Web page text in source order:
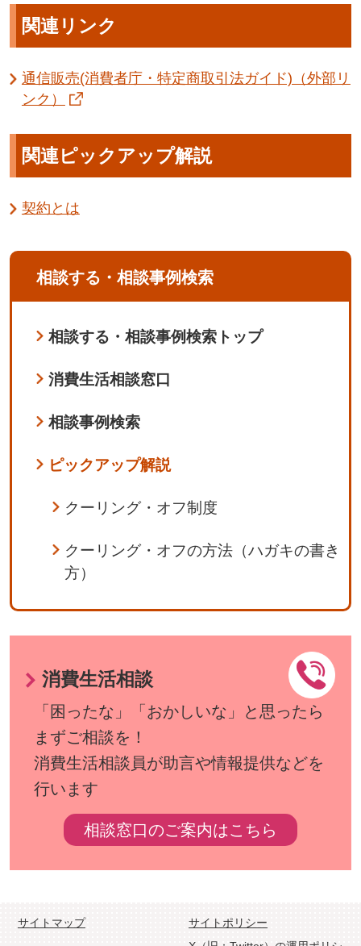
関連リンク
通信販売(消費者庁・特定商取引法ガイド)（外部リ
ンク）
関連ピックアップ解説
契約とは
相談する・相談事例検索
相談する・相談事例検索トップ
消費生活相談窓口
相談事例検索
ピックアップ解説
クーリング・オフ制度
クーリング・オフの方法（ハガキの書き
方）
消費生活相談
「困ったな」「おかしいな」と思ったら
まずご相談を！
消費生活相談員が助言や情報提供などを
行います
相談窓口のご案内はこちら
サイトマップ
サイトポリシー